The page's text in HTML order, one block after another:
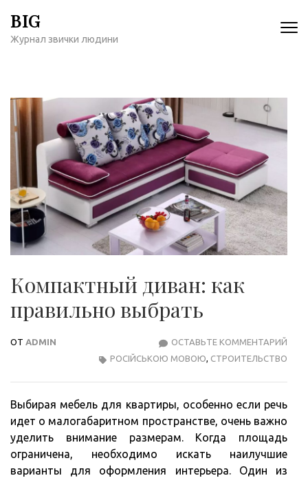
содержимому
BIG
Журнал звички людини
Компактный диван: как
правильно выбрать
ОТ ADMIN ОСТАВЬТЕ КОММЕНТАРИЙ
РОСІЙСЬКОЮ МОВОЮ, СТРОИТЕЛЬСТВО
Выбирая мебель для квартиры, особенно если речь
идет о малогабаритном пространстве, очень важно
уделить внимание размерам. Когда площадь
ограничена, необходимо искать наилучшие
варианты для оформления интерьера. Один из